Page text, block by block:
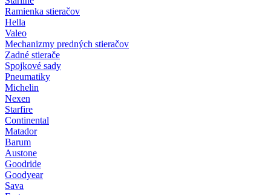
Ramienka stieračov
Hella
Valeo
Mechanizmy predných stieračov
Zadné stierače
Spojkové sady
Pneumatiky
Michelin
Nexen
Starfire
Continental
Matador
Barum
Austone
Goodride
Goodyear
Sava